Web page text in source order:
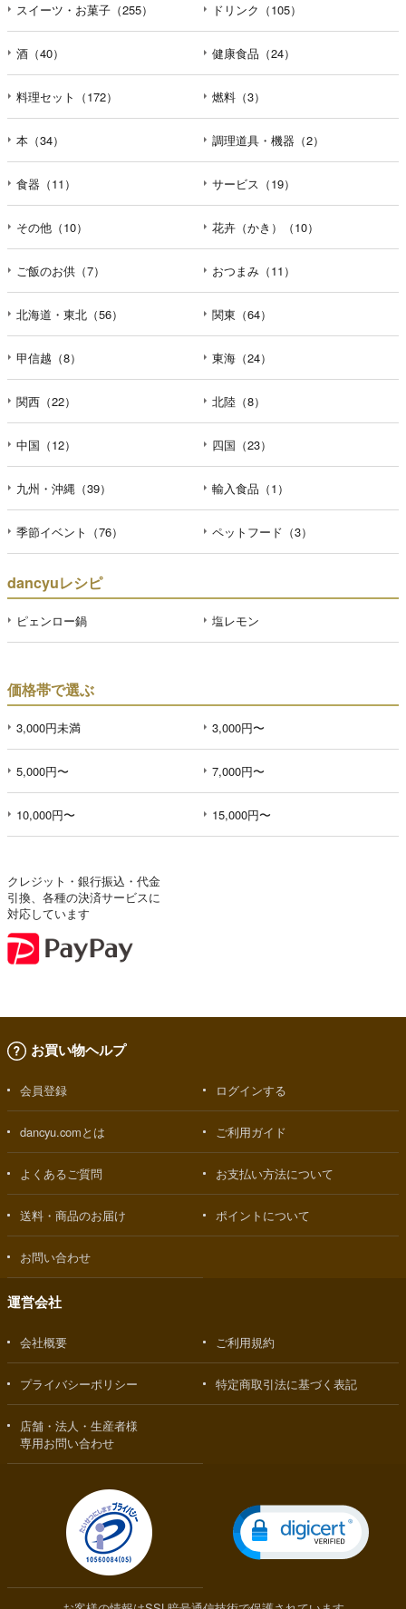
スイーツ・お菓子（255） ドリンク（105）
酒（40） 健康食品（24）
料理セット（172） 燃料（3）
本（34） 調理道具・機器（2）
食器（11） サービス（19）
その他（10） 花卉（かき）（10）
ご飯のお供（7） おつまみ（11）
北海道・東北（56） 関東（64）
甲信越（8） 東海（24）
関西（22） 北陸（8）
中国（12） 四国（23）
九州・沖縄（39） 輸入食品（1）
季節イベント（76） ペットフード（3）
dancyuレシピ
ピェンロー鍋 塩レモン
価格帯で選ぶ
3,000円未満 3,000円〜
5,000円〜 7,000円〜
10,000円〜 15,000円〜
クレジット・銀行振込・代金
引換、各種の決済サービスに
対応しています
お買い物ヘルプ
会員登録 ログインする
dancyu.comとは ご利用ガイド
よくあるご質問 お支払い方法について
送料・商品のお届け ポイントについて
お問い合わせ
運営会社
会社概要 ご利用規約
プライバシーポリシー 特定商取引法に基づく表記
店舗・法人・生産者様
専用お問い合わせ